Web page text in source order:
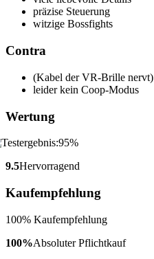
präzise Steuerung
witzige Bossfights
Contra
(Kabel der VR-Brille nervt)
leider kein Coop-Modus
Wertung
9.5Hervorragend
Kaufempfehlung
100% Kaufempfehlung
100%Absoluter Pflichtkauf